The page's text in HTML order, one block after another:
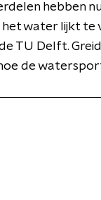
hebben
water lijkt te
TU Delft.
de